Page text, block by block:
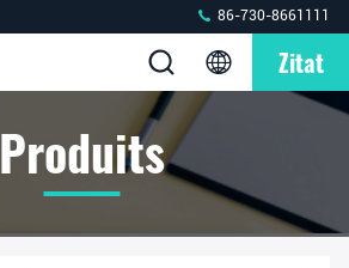
86-730-8661111
Zitat
Produits